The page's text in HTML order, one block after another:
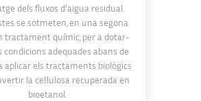
dels fluxos d’aigua residual.
se sotmeten, en una segona
tractament químic, per a dotar-
condicions adequades abans de
aplicar els tractaments biològics
la cel·lulosa recuperada en
bioetanol.